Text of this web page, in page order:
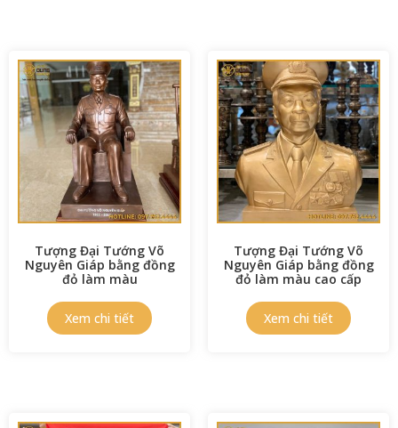
Tượng Đại Tướng Võ
Nguyên Giáp bằng đồng
đỏ làm màu
Tượng Đại Tướng Võ
Nguyên Giáp bằng đồng
đỏ làm màu cao cấp